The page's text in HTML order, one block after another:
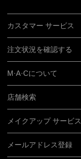
カスタマー サービス
注文状況を確認する
M·A·Cについて
店舗検索
メイクアップ サービス
メールアドレス登録